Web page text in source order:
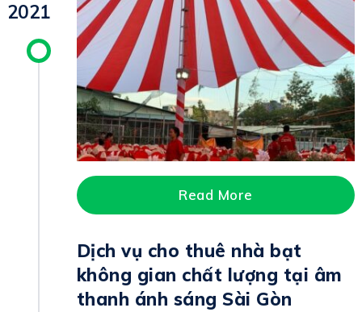
2021
Read More
Dịch vụ cho thuê nhà bạt
không gian chất lượng tại âm
thanh ánh sáng Sài Gòn